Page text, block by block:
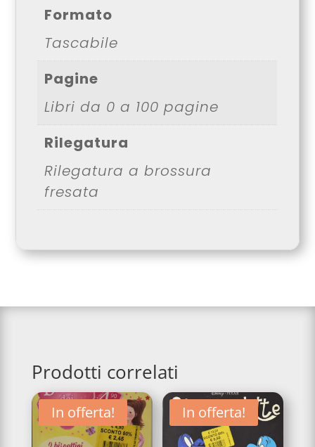
Formato
Tascabile
Pagine
Libri da 0 a 100 pagine
Rilegatura
Rilegatura a brossura
fresata
Prodotti correlati
In offerta! In offerta!